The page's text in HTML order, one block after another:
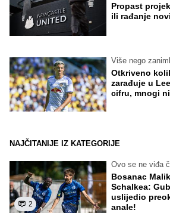
Propast
ili rađanje
Više nego
Otkriveno
zarađuje u
cifru, mnogi
NAJČITANIJE IZ KATEGORIJE
2
Ovo se ne viđa
Bosanac
Schalkea:
uslijedio
anale!